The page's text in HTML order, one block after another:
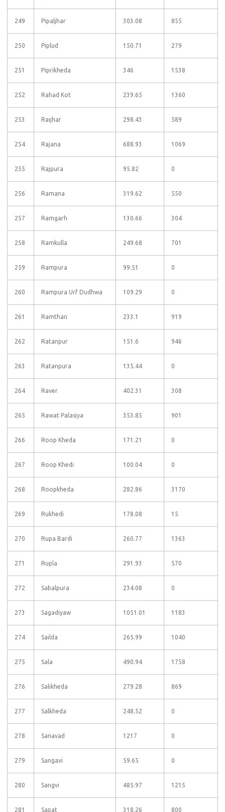
249 Pipaljhar 303.08 855
250 Piplud 150.71 279
251 Piprikheda 346 1538
252 Rahad Kot 239.65 1360
253 Raijhar 298.43 589
254 Rajana 688.93 1069
255 Rajpura 95.82 0
256 Ramana 319.62 550
257 Ramgarh 130.66 304
258 Ramkulla 249.68 701
259 Rampura 99.51 0
260 Rampura Urf Dudhwa 109.29 0
261 Ramthan 233.1 919
262 Ratanpur 151.6 946
263 Ratanpura 135.44 0
264 Raver 402.31 308
265 Rawat Palasiya 353.85 901
266 Roop Kheda 171.21 0
267 Roop Khedi 100.04 0
268 Roopkheda 282.86 3170
269 Rukhedi 178.08 15
270 Rupa Bardi 260.77 1363
271 Rupla 291.93 570
272 Sabalpura 234.08 0
273 Sagadiyaw 1051.01 1183
274 Sailda 265.99 1040
275 Sala 490.94 1758
276 Salikheda 279.28 869
277 Salkheda 248.52 0
278 Sanavad 1217 0
279 Sangavi 59.65 0
280 Sangvi 485.97 1215
281 Sapat 318.26 800